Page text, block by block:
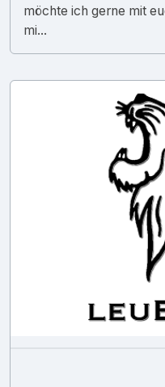
möchte ich gerne mit
mi...